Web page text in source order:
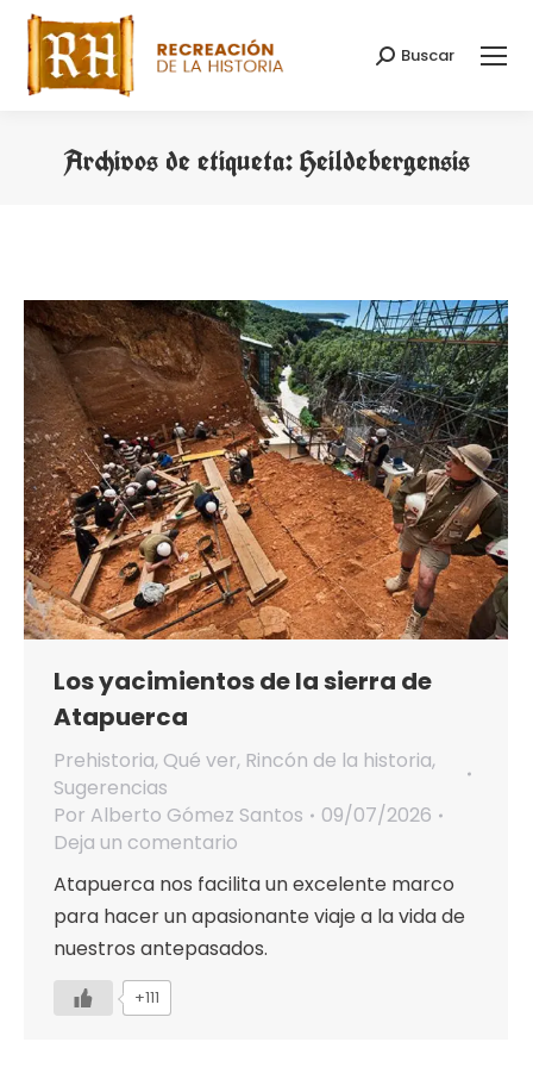
Buscar:
Buscar
Archivos de etiqueta:Heildebergensis
Los yacimientos de la sierra de
Atapuerca
Prehistoria, Qué ver, Rincón de la historia,
Sugerencias
Por Alberto Gómez Santos
09/07/2026
Deja un comentario
Atapuerca nos facilita un excelente marco
para hacer un apasionante viaje a la vida de
nuestros antepasados.
+111